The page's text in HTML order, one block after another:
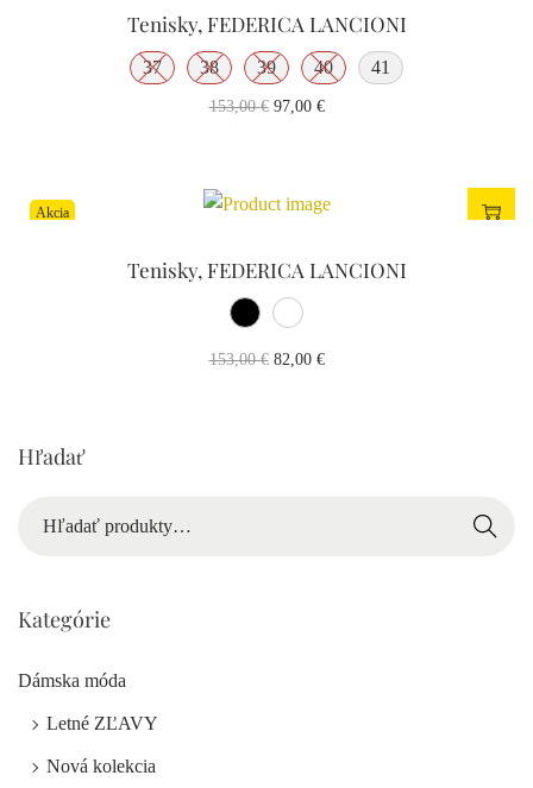
Tenisky, FEDERICA LANCIONI
37 38 39 40 41
153,00€ 97,00 €
Akcia
Tenisky, FEDERICA LANCIONI
153,00€ 82,00 €
Hľadať
Hľadať
Kategórie
Dámska móda
Letné ZĽAVY
Nová kolekcia